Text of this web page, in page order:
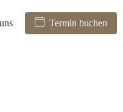
Termin buchen